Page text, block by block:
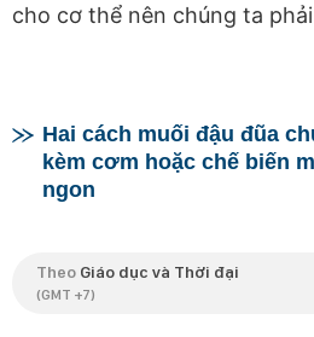
cho cơ thể nên chúng ta
Hai cách muối đậu đũa
kèm cơm hoặc chế biến
ngon
Theo Giáo dục và Thời đại
(GMT +7)